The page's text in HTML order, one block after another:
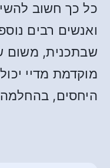
כל כך חשוב
ואנשים רבים
שבתכנית, משום
מוקדמת מדיי
היחסים,